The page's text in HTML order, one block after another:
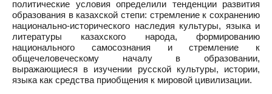
политические условия определили тенденции развития
образования в казахской степи: стремление к сохранению
национально-исторического наследия культуры, языка и
литературы казахского народа, формированию
национального самосознания и стремление к
общечеловеческому началу в образовании,
выражающиеся в изучении русской культуры, истории,
языка как средства приобщения к мировой цивилизации.